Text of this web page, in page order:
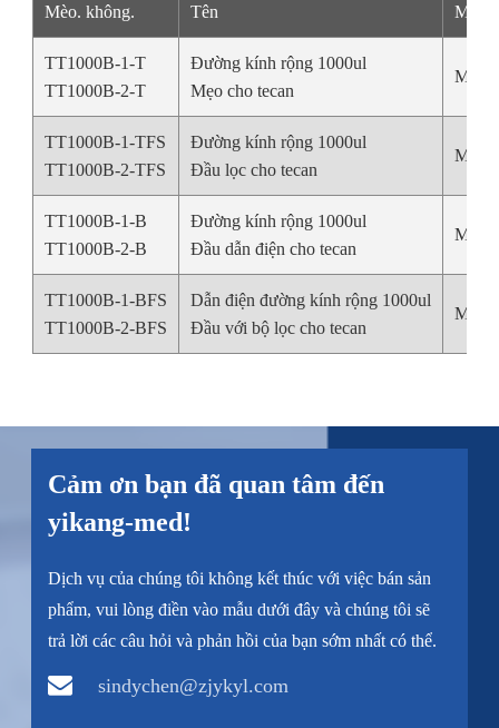
Mèo. không. Tên Màu
TT1000B-1-T
TT1000B-2-T
Đường kính rộng 1000ul
Mẹo cho tecan
Màu
TT1000B-1-TFS
TT1000B-2-TFS
Đường kính rộng 1000ul
Đầu lọc cho tecan
Màu
TT1000B-1-B
TT1000B-2-B
Đường kính rộng 1000ul
Đầu dẫn điện cho tecan
Màu
TT1000B-1-BFS
TT1000B-2-BFS
Dẫn điện đường kính rộng 1000ul
Đầu với bộ lọc cho tecan
Màu
Cảm ơn bạn đã quan tâm đến
yikang-med!
Dịch vụ của chúng tôi không kết thúc với việc bán sản
phẩm, vui lòng điền vào mẫu dưới đây và chúng tôi sẽ
trả lời các câu hỏi và phản hồi của bạn sớm nhất có thể.
sindychen@zjykyl.com